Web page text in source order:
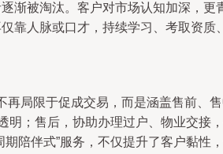
渐被淘汰。客户对市场认知加深，更
靠人脉或口才，持续学习、考取资质
再局限于促成交易，而是涵盖售前、
明；售后，协助办理过户、物业交接
陪伴式”服务，不仅提升了客户黏性